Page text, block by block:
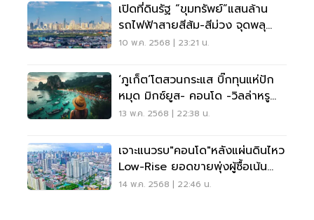
เปิดที่ดินรัฐ “ขุมทรัพย์”แสนล้าน
รถไฟฟ้าสายสีส้ม-สีม่วง จุดพลุ
ทำเลทอง
10 พ.ค. 2568 | 23:21 น.
‘ภูเก็ต’โตสวนกระแส บิ๊กทุนแห่ปัก
หมุด มิกซ์ยูส- คอนโด -วิลล่าหรู
แสนล้าน ราคาที่ดินพุ่ง2เท่า
13 พ.ค. 2568 | 22:38 น.
เจาะแนวรบ"คอนโด"หลังแผ่นดินไหว
Low-Rise ยอดขายพุ่งผู้ซื้อเน้น
“ความปลอดภัย”
14 พ.ค. 2568 | 22:46 น.